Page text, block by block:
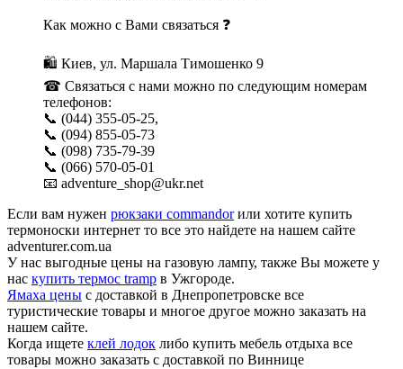
Как можно с Вами связаться ❓
🛍 Киев, ул. Маршала Тимошенко 9
☎ Связаться с нами можно по следующим номерам
телефонов:
📞 (044) 355-05-25,
📞 (094) 855-05-73
📞 (098) 735-79-39
📞 (066) 570-05-01
📧 adventure_shop@ukr.net
Если вам нужен рюкзаки commandorили хотите купить
термоноски интернет то все это найдете на нашем сайте
adventurer.com.ua
У нас выгодные цены на газовую лампу, также Вы можете у
нас купить термос tramp в Ужгороде.
Ямаха цены с доставкой в Днепропетровске все
туристические товары и многое другое можно заказать на
нашем сайте.
Когда ищете клей лодок либо купить мебель отдыха все
товары можно заказать с доставкой по Виннице